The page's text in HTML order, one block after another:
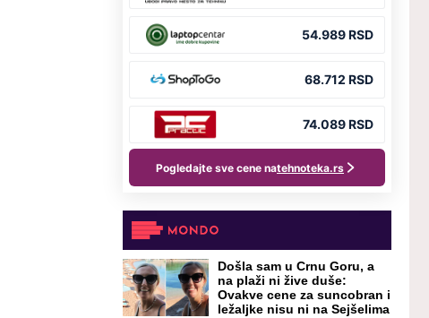
Došla sam u Crnu Goru, a
na plaži ni žive duše:
Ovakve cene za suncobran i
ležaljke nisu ni na Sejšelima